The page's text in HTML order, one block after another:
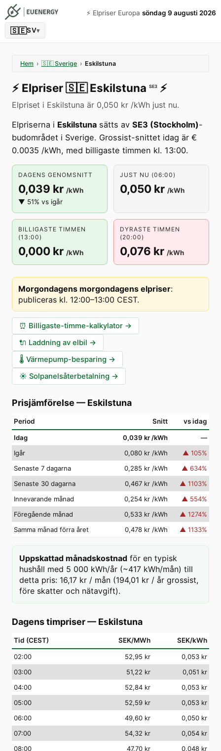
⚡️ Elpriser Europa söndag 9 augusti 2026
🇸🇪SV▾
Hem › 🇸🇪 Sverige › Eskilstuna
⚡️ Elpriser🇸🇪 Eskilstuna SE3 ⚡️
Elpriset i Eskilstuna är 0,050 kr /kWh just nu.
Elpriserna i Eskilstuna sätts av SE3 (Stockholm)-
budområdet i Sverige. Grossist-snittet idag är €
0.0035 /kWh, med billigaste timmen kl. 13:00.
DAGENS GENOMSNITT
0,039 kr /kWh
▼ 51% vs igår
JUST NU (06:00)
0,050 kr /kWh
BILLIGASTE TIMMEN
(13:00)
0,000 kr /kWh
DYRASTE TIMMEN
(20:00)
0,076 kr /kWh
Morgondagens morgondagens elpriser:
publiceras kl. 12:00–13:00 CEST.
⏰ Billigaste-timme-kalkylator →
🔌 Laddning av elbil →
🌡️ Värmepump-besparing →
☀️ Solpanelsåterbetalning →
Prisjämförelse — Eskilstuna
Period Snitt vs idag
Idag 0,039 kr /kWh
—
Igår
0,080 kr /kWh ▲ 105%
Senaste 7 dagarna
0,285 kr /kWh ▲ 634%
Senaste 30 dagarna
0,467 kr /kWh ▲ 1103%
Innevarande månad
0,254 kr /kWh ▲ 554%
Föregående månad
0,533 kr /kWh ▲ 1274%
Samma månad förra året
0,478 kr /kWh ▲ 1133%
Uppskattad månadskostnad för en typisk
hushåll med 5 000 kWh/år (~417 kWh/mån) till
detta pris: 16,17 kr / mån (194,01 kr / år grossist,
före skatter och nätavgift).
Dagens timpriser— Eskilstuna
Tid (CEST) SEK/MWh SEK/kWh
02:00 52,95 kr
0,053 kr
03:00 51,22 kr
0,051 kr
04:00 52,84 kr
0,053 kr
05:00 52,59 kr
0,053 kr
06:00 49,60 kr
0,050 kr
07:00 54,32 kr
0,054 kr
08:00 47,70 kr
0,048 kr